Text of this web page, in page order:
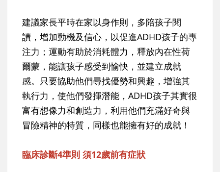
建議家長平時在家以身作則，多陪孩子閱
讀，增加動機及信心，以促進ADHD孩子的專
注力；運動有助於消耗體力，釋放內在性荷
爾蒙，能讓孩子感受到愉快，並建立成就
感。只要協助他們尋找優勢和興趣，增強其
執行力，使他們發揮潛能，ADHD孩子其實很
富有想像力和創造力，利用他們充滿好奇與
冒險精神的特質，同樣也能擁有好的成就！
臨床診斷4準則 須12歲前有症狀